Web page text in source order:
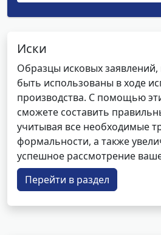
Иски
Образцы исковых заявлений,
быть использованы в ходе
производства. С помощью
сможете составить
учитывая все необходимые
формальности, а также
успешное рассмотрение
Перейти в раздел